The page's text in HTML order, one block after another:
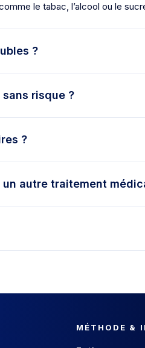
le tabac, l’alcool ou le
?
risque ?
?
autre traitement
MÉTHODE &